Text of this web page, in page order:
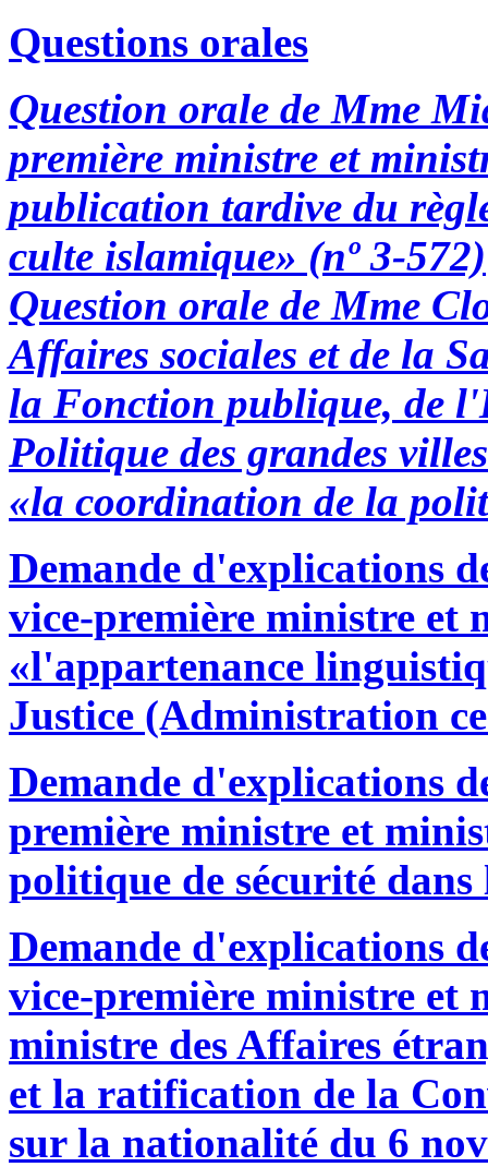
Questions orales
Question orale de Mme
première ministre et
publication tardive du
culte islamique» (nº 3-572)
Question orale de Mme
Affaires sociales et de la
la Fonction publique, de
Politique des grandes
«la coordination de la
Demande d'explications
vice-première ministre et
«l'appartenance
Justice (Administration
Demande d'explications
première ministre et
politique de sécurité dans
Demande d'explications
vice-première ministre et
ministre des Affaires
et la ratification de la
sur la nationalité du 6